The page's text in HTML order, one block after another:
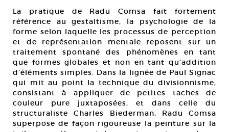
La pratique de Radu Comsa fait fortement
référence au gestaltisme, la psychologie de la
forme selon laquelle les processus de perception
et de représentation mentale reposent sur un
traitement spontané des phénomènes en tant
que formes globales et non en tant qu’addition
d’éléments simples. Dans la lignée de Paul Signac
qui mit au point la technique du divisionnisme,
consistant à appliquer de petites taches de
couleur pure juxtaposées, et dans celle du
structuraliste Charles Biederman, Radu Comsa
superpose de façon rigoureuse la peinture sur la